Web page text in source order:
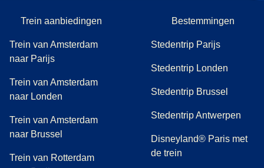
Trein aanbiedingen
Trein van Amsterdam
naar Parijs
Trein van Amsterdam
naar Londen
Trein van Amsterdam
naar Brussel
Trein van Rotterdam
Bestemmingen
Stedentrip Parijs
Stedentrip Londen
Stedentrip Brussel
Stedentrip Antwerpen
Disneyland® Paris met
de trein